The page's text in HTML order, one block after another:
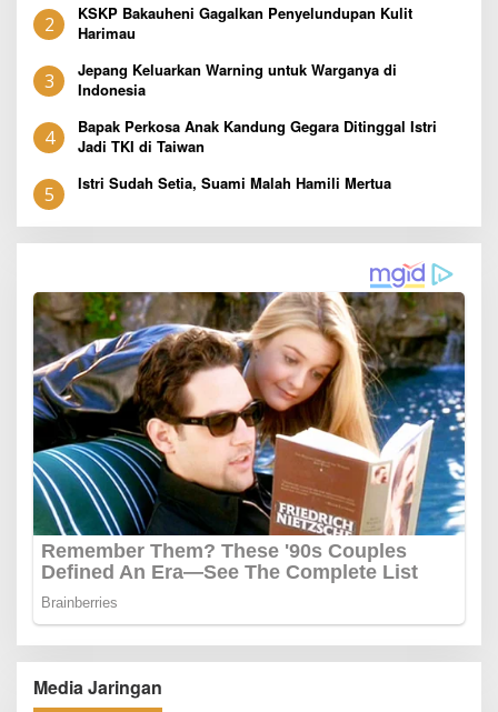
2
KSKP Bakauheni Gagalkan Penyelundupan Kulit
Harimau
3
Jepang Keluarkan Warning untuk Warganya di
Indonesia
4
Bapak Perkosa Anak Kandung Gegara Ditinggal Istri
Jadi TKI di Taiwan
5 Istri Sudah Setia, Suami Malah Hamili Mertua
Media Jaringan